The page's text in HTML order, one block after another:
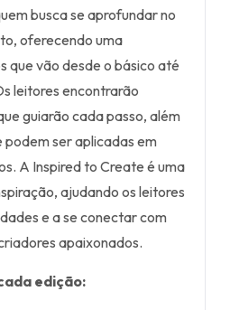
busca se aprofundar no
oferecendo uma
que vão desde o básico até
leitores encontrarão
guiarão cada passo, além
podem ser aplicadas em
A Inspired to Create é uma
ajudando os leitores
e a se conectar com
apaixonados.
edição: